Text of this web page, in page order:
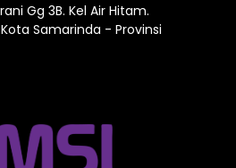
Gg 3B. Kel Air Hitam.
Samarinda - Provinsi